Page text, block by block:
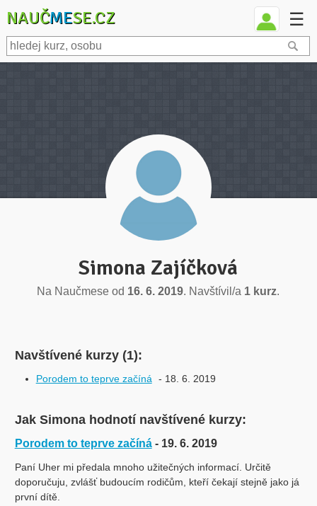
NAUČMESE.CZ ☰
Simona Zajíčková
Na Naučmese od 16. 6. 2019. Navštívil/a 1 kurz.
Navštívené kurzy (1):
Porodem to teprve začíná - 18. 6. 2019
Jak Simona hodnotí navštívené kurzy:
Porodem to teprve začíná - 19. 6. 2019
Paní Uher mi předala mnoho užitečných informací. Určitě
doporučuju, zvlášť budoucím rodičům, kteří čekají stejně jako já
první dítě.